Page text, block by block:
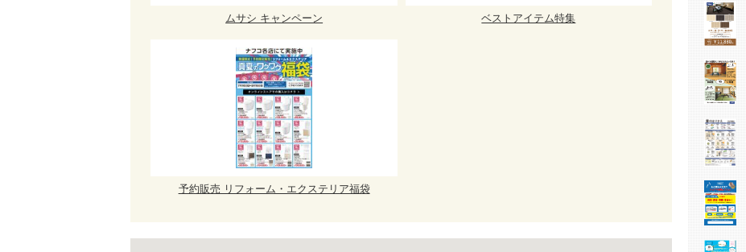
ムサシ キャンペーン ベストアイテム特集
予約販売 リフォーム・エクステリア福袋